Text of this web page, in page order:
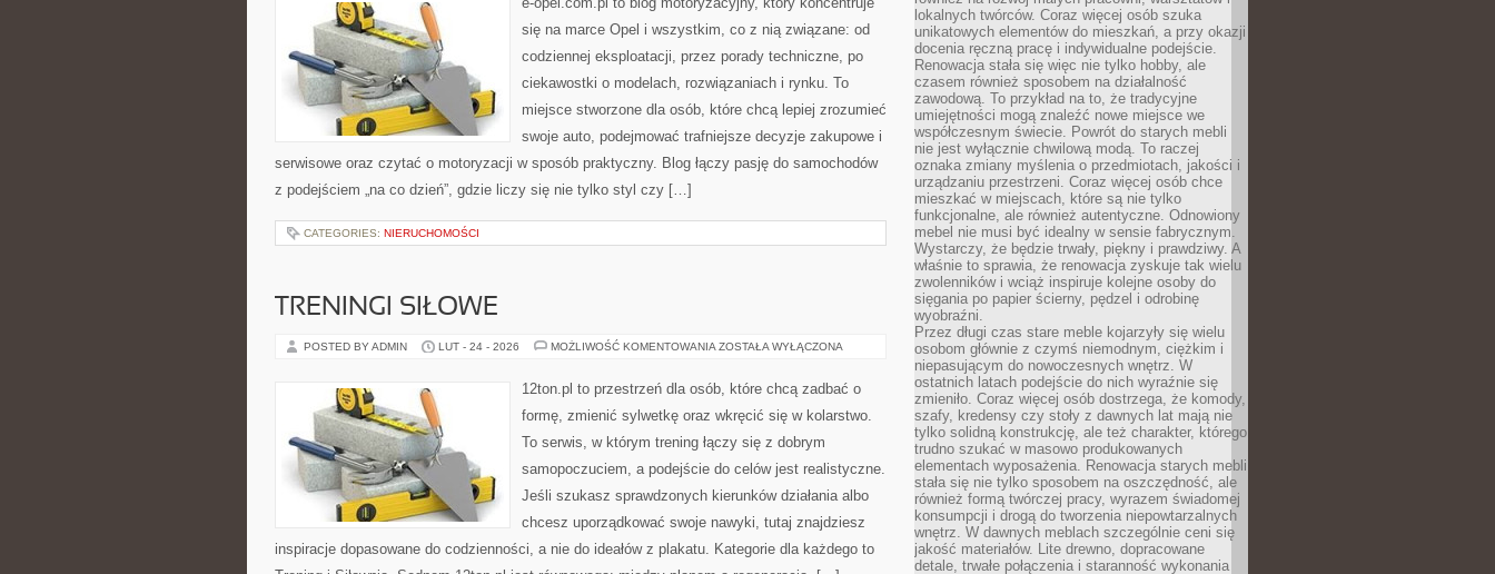
się na marce Opel i wszystkim, co z nią związane: od
codziennej eksploatacji, przez porady techniczne, po
ciekawostki o modelach, rozwiązaniach i rynku. To
miejsce stworzone dla osób, które chcą lepiej zrozumieć
swoje auto, podejmować trafniejsze decyzje zakupowe i
serwisowe oraz czytać o motoryzacji w sposób praktyczny. Blog łączy pasję do samochodów
z podejściem „na co dzień”, gdzie liczy się nie tylko styl czy […]
CATEGORIES: NIERUCHOMOŚCI
TRENINGI SIŁOWE
POSTED BY ADMIN LUT - 24 - 2026 MOŻLIWOŚĆ KOMENTOWANIA TRENINGI
ZOSTAŁA WYŁĄCZONA
12ton.pl to przestrzeń dla osób, które chcą zadbać o
formę, zmienić sylwetkę oraz wkręcić się w kolarstwo.
To serwis, w którym trening łączy się z dobrym
samopoczuciem, a podejście do celów jest realistyczne.
Jeśli szukasz sprawdzonych kierunków działania albo
chcesz uporządkować swoje nawyki, tutaj znajdziesz
inspiracje dopasowane do codzienności, a nie do ideałów z plakatu. Kategorie dla każdego to
lokalnych twórców. Coraz więcej osób szuka
unikatowych elementów do mieszkań, a przy okazji
docenia ręczną pracę i indywidualne podejście.
Renowacja stała się więc nie tylko hobby, ale
czasem również sposobem na działalność
zawodową. To przykład na to, że tradycyjne
umiejętności mogą znaleźć nowe miejsce we
współczesnym świecie. Powrót do starych mebli
nie jest wyłącznie chwilową modą. To raczej
oznaka zmiany myślenia o przedmiotach, jakości i
urządzaniu przestrzeni. Coraz więcej osób chce
mieszkać w miejscach, które są nie tylko
funkcjonalne, ale również autentyczne. Odnowiony
mebel nie musi być idealny w sensie fabrycznym.
Wystarczy, że będzie trwały, piękny i prawdziwy. A
właśnie to sprawia, że renowacja zyskuje tak wielu
zwolenników i wciąż inspiruje kolejne osoby do
sięgania po papier ścierny, pędzel i odrobinę
wyobraźni.
Przez długi czas stare meble kojarzyły się wielu
osobom głównie z czymś niemodnym, ciężkim i
niepasującym do nowoczesnych wnętrz. W
ostatnich latach podejście do nich wyraźnie się
zmieniło. Coraz więcej osób dostrzega, że komody,
szafy, kredensy czy stoły z dawnych lat mają nie
tylko solidną konstrukcję, ale też charakter, którego
trudno szukać w masowo produkowanych
elementach wyposażenia. Renowacja starych mebli
stała się nie tylko sposobem na oszczędność, ale
również formą twórczej pracy, wyrazem świadomej
konsumpcji i drogą do tworzenia niepowtarzalnych
wnętrz. W dawnych meblach szczególnie ceni się
jakość materiałów. Lite drewno, dopracowane
detale, trwałe połączenia i staranność wykonania